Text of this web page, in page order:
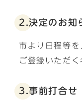
2.決定のお知
市より日程等を
ご登録いただく
3.事前打合せ